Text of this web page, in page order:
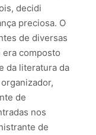
decidi
preciosa. O
de diversas
composto
da literatura da
de
nos
de